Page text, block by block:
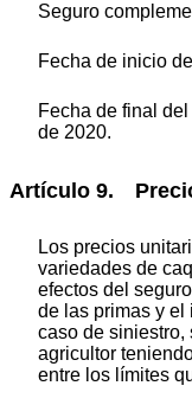
Seguro
Fecha de inicio
Fecha de final
de 2020.
Artículo 9.
Los precios
variedades de
efectos del
de las primas y el
caso de siniestro,
agricultor
entre los límites